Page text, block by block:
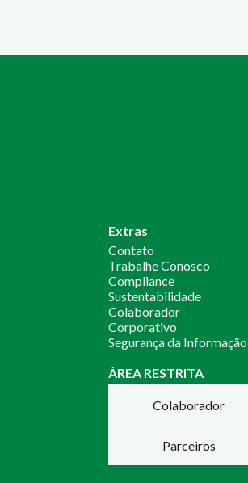
Extras
Contato
Trabalhe Conosco
Compliance
Sustentabilidade
Colaborador
Corporativo
Segurança da Informação
ÁREA RESTRITA
Colaborador
Parceiros